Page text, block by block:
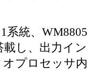
系統、
載し、出力イ
プロセッサ